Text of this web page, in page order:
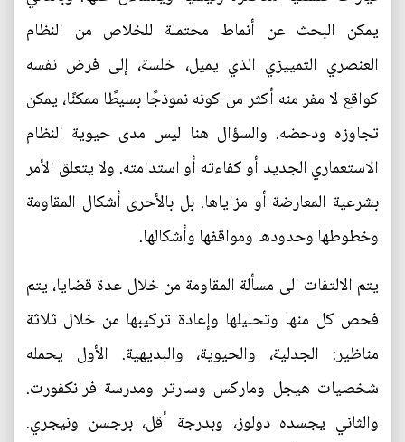
يمكن البحث عن أنماط محتملة للخلاص من النظام
العنصري التمييزي الذي يميل، خلسة، إلى فرض نفسه
كواقع لا مفر منه أكثر من كونه نموذجًا بسيطًا ممكنًا، يمكن
تجاوزه ودحضه. والسؤال هنا ليس مدى حيوية النظام
الاستعماري الجديد أو كفاءته أو استدامته. ولا يتعلق الأمر
بشرعية المعارضة أو مزاياها. بل بالأحرى أشكال المقاومة
وخطوطها وحدودها ومواقفها وأشكالها.
يتم الالتفات الى مسألة المقاومة من خلال عدة قضايا، يتم
فحص كل منها وتحليلها وإعادة تركيبها من خلال ثلاثة
مناظير: الجدلية، والحيوية، والبديهية. الأول يحمله
شخصيات هيجل وماركس وسارتر ومدرسة فرانكفورت.
والثاني يجسده دولوز، وبدرجة أقل، برجسن ونيجري.